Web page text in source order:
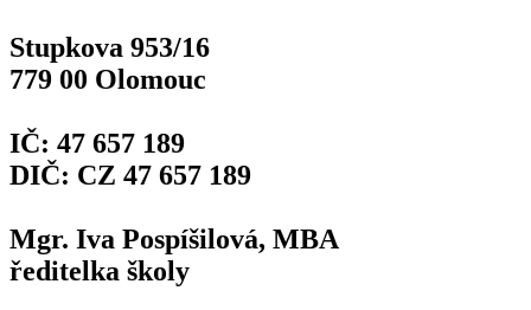
Stupkova 953/16
779 00 Olomouc
IČ: 47 657 189
DIČ: CZ 47 657 189
Mgr. Iva Pospíšilová, MBA
ředitelka školy